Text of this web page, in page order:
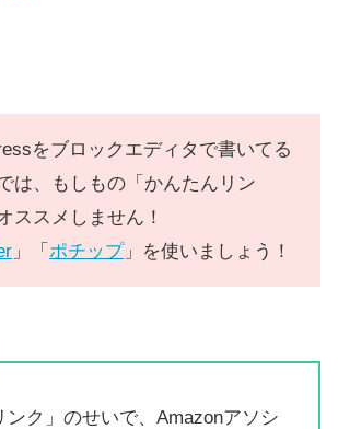
をブロックエディタで書いてる
は、もしもの「かんたんリン
ススメしません！
」「 ポチップ」を使いましょう！
ンク」のせいで、Amazonアソシ